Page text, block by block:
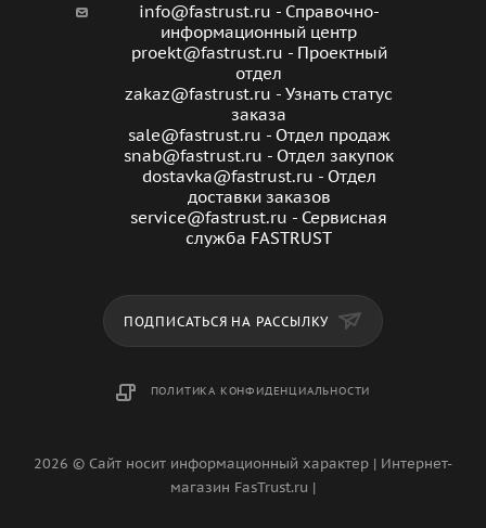
info@fastrust.ru - Справочно-
информационный центр
proekt@fastrust.ru - Проектный
отдел
zakaz@fastrust.ru - Узнать статус
заказа
sale@fastrust.ru - Отдел продаж
snab@fastrust.ru - Отдел закупок
dostavka@fastrust.ru - Отдел
доставки заказов
service@fastrust.ru - Сервисная
служба FASTRUST
ПОДПИСАТЬСЯ НА РАССЫЛКУ
ПОЛИТИКА КОНФИДЕНЦИАЛЬНОСТИ
2026 © Сайт носит информационный характер | Интернет-
магазин FasTrust.ru |